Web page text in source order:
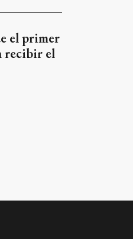
el primer
recibir el